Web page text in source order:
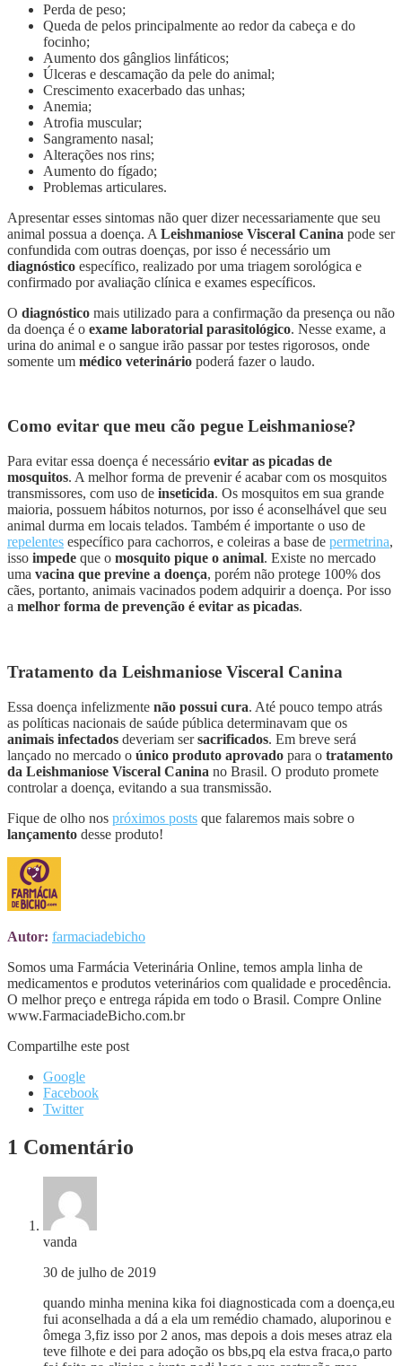
Perda de peso;
Queda de pelos principalmente ao redor da cabeça e do
focinho;
Aumento dos gânglios linfáticos;
Úlceras e descamação da pele do animal;
Crescimento exacerbado das unhas;
Anemia;
Atrofia muscular;
Sangramento nasal;
Alterações nos rins;
Aumento do fígado;
Problemas articulares.
Apresentar esses sintomas não quer dizer necessariamente que seu
animal possua a doença. A Leishmaniose Visceral Canina pode ser
confundida com outras doenças, por isso é necessário um
diagnóstico específico, realizado por uma triagem sorológica e
confirmado por avaliação clínica e exames específicos.
O diagnóstico mais utilizado para a confirmação da presença ou não
da doença é o exame laboratorial parasitológico. Nesse exame, a
urina do animal e o sangue irão passar por testes rigorosos, onde
somente um médico veterinário poderá fazer o laudo.
Como evitar que meu cão pegue Leishmaniose?
Para evitar essa doença é necessário evitar as picadas de
mosquitos. A melhor forma de prevenir é acabar com os mosquitos
transmissores, com uso de inseticida. Os mosquitos em sua grande
maioria, possuem hábitos noturnos, por isso é aconselhável que seu
animal durma em locais telados. Também é importante o uso de
repelentes específico para cachorros, e coleiras a base de permetrina,
isso impede que o mosquito pique o animal. Existe no mercado
uma vacina que previne a doença, porém não protege 100% dos
cães, portanto, animais vacinados podem adquirir a doença. Por isso
a melhor forma de prevenção é evitar as picadas.
Tratamento da Leishmaniose Visceral Canina
Essa doença infelizmente não possui cura. Até pouco tempo atrás
as políticas nacionais de saúde pública determinavam que os
animais infectados deveriam sersacrificados. Em breve será
lançado no mercado o único produto aprovado para o tratamento
da Leishmaniose Visceral Canina no Brasil. O produto promete
controlar a doença, evitando a sua transmissão.
Fique de olho nos próximos posts que falaremos mais sobre o
lançamento desse produto!
Autor: farmaciadebicho
Somos uma Farmácia Veterinária Online, temos ampla linha de
medicamentos e produtos veterinários com qualidade e procedência.
O melhor preço e entrega rápida em todo o Brasil. Compre Online
www.FarmaciadeBicho.com.br
Compartilhe este post
Google
Facebook
Twitter
1 Comentário
vanda
30 de julho de 2019
quando minha menina kika foi diagnosticada com a doença,eu
fui aconselhada a dá a ela um remédio chamado, aluporinou e
ômega 3,fiz isso por 2 anos, mas depois a dois meses atraz ela
teve filhote e dei para adoção os bbs,pq ela estva fraca,o parto